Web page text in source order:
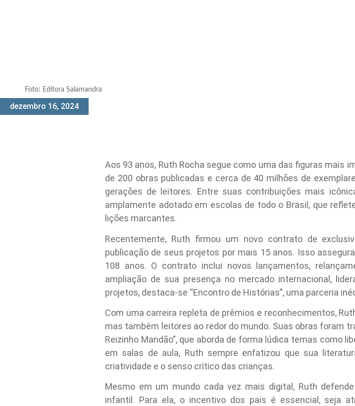
Foto: Editora Salamandra
dezembro 16, 2024
Aos 93 anos, Ruth Rocha segue como uma das figuras mais
de 200 obras publicadas e cerca de 40 milhões de
gerações de leitores. Entre suas contribuições mais
amplamente adotado em escolas de todo o Brasil, que
lições marcantes.
Recentemente, Ruth firmou um novo contrato de
publicação de seus projetos por mais 15 anos. Isso
108 anos. O contrato inclui novos lançamentos,
ampliação de sua presença no mercado internacional,
projetos, destaca-se “Encontro de Histórias”, uma parceria
Com uma carreira repleta de prêmios e reconhecimentos,
mas também leitores ao redor do mundo. Suas obras foram
Reizinho Mandão”, que aborda de forma lúdica temas como
em salas de aula, Ruth sempre enfatizou que sua
criatividade e o senso crítico das crianças.
Mesmo em um mundo cada vez mais digital, Ruth
infantil. Para ela, o incentivo dos pais é essencial, seja